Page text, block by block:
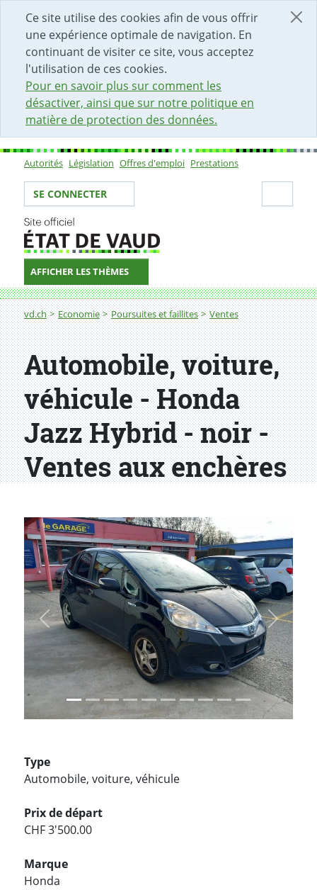
Ce site utilise des cookies afin de vous offrir
une expérience optimale de navigation. En
continuant de visiter ce site, vous acceptez
l'utilisation de ces cookies.
Pour en savoir plus sur comment les
désactiver, ainsi que sur notre politique en
matière de protection des données.
DÉBUT DU CONTENU DE LA PAGE
ACCÈS AU CHAMP DE RECHERCHE
PAGE D'ACCUEIL
FORMULAIRE DE CONTACT
Sous-navigation
Autorités Législation Offres d'emploi Prestations
Votre identité
SE CONNECTER
AFFICHER LES THÈMES
Fil d'Ariane
vd.ch Economie Poursuites et faillites Ventes
Automobile, voiture, véhicule - Honda Jazz Hybrid -
Automobile, voiture,
véhicule - Honda
Jazz Hybrid - noir -
Ventes aux enchères
Précédent Suivant
Type
Automobile, voiture, véhicule
Prix de départ
CHF 3'500.00
Marque
Honda